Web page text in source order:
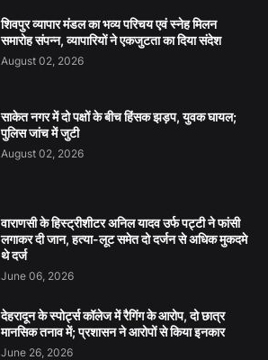
शिवपुर व्यापार मंडल का भव्य परिचय एवं स्नेह मिलन
समारोह संपन्न, व्यापारियों ने एकजुटता का दिया संदेश
August 02, 2026
साकेत नगर में दो पक्षों के बीच हिंसक झड़प, युवक घायल;
पुलिस जांच में जुटी
August 02, 2026
वाराणसी के हिस्ट्रीशीटर अनिल यादव उर्फ पट्टी ने फांसी
लगाकर दी जान, हत्या-लूट समेत दो दर्जन से अधिक मुकदमे
थे दर्ज
June 06, 2026
देहरादून के स्पोर्ट्स कॉलेज में रैगिंग के आरोप, दो छात्र
मानसिक तनाव में; प्रशासन ने आरोपों से किया इनकार
June 26, 2026